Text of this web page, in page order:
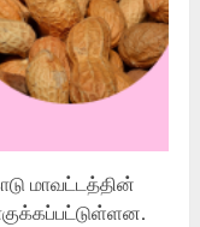
மாவட்டத்தின்